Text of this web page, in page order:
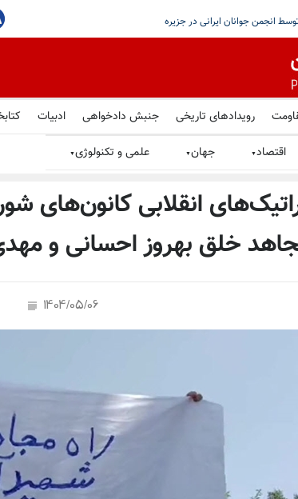
رویدادهای تاریخی جنبش دادخواهی ادبیات
اقتصاد▼ جهان▼ علمی و تکنولوژی▼
انقلابی کانون‌های
خلق بهروز احسانی و
1404/05/06